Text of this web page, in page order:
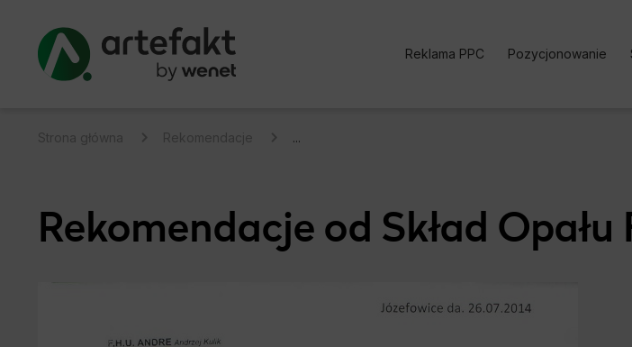
Reklama PPC
Reklama w Facebook Ads
Reklama TikTok Ads
Reklama Microsoft Ads
Pozycjonowanie
Pozycjonowanie
Pozycjonowanie
Usługi SEO
Strona główna Rekomendacje ...
Rekomendacje od Skład Opału